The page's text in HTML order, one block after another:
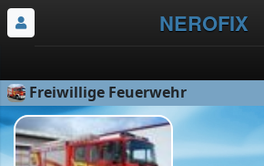
NEROFIX
Freiwillige Feuerwehr